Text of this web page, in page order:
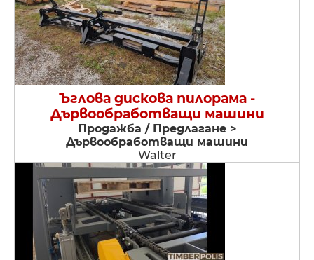
Ъглова дискова пилорама -
Дървообработващи машини
Продажба / Предлагане >
Дървообработващи машини
Walter